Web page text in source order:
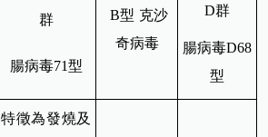
群
腸病毒71型
B型 克沙
奇病毒
D群
腸病毒D68
型
特徵為發燒及